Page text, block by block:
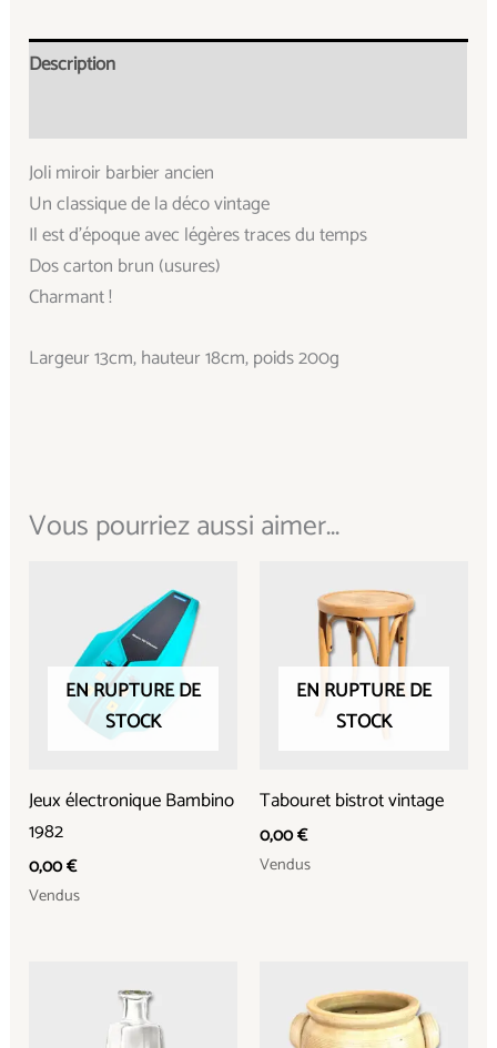
Description
Joli miroir barbier ancien
Un classique de la déco vintage
Il est d’époque avec légères traces du temps
Dos carton brun (usures)
Charmant !
Largeur 13cm, hauteur 18cm, poids 200g
Vous pourriez aussi aimer...
EN RUPTURE DE
STOCK
Jeux électronique Bambino
1982
0,00€
Vendus
EN RUPTURE DE
STOCK
Tabouret bistrot vintage
0,00€
Vendus